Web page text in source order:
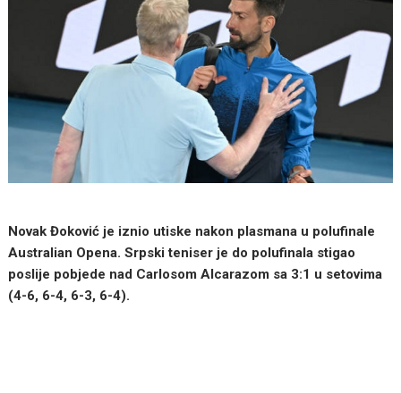
Novak Đoković je iznio utiske nakon plasmana u polufinale
Australian Opena. Srpski teniser je do polufinala stigao
poslije pobjede nad Carlosom Alcarazom sa 3:1 u setovima
(4-6, 6-4, 6-3, 6-4).